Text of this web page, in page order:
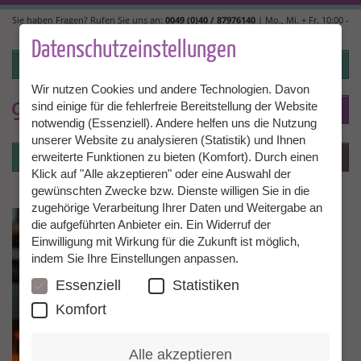
Direkt
zum
Inhalt
Sie haben Fragen? Rufen Sie uns an: 0049 (0)40 / 87976140 | Mo., Mi. + Fr. 10:00 -
DE
Login Menü
Datenschutzeinstellungen
Wir nutzen Cookies und andere Technologien. Davon
sind einige für die fehlerfreie Bereitstellung der Website
notwendig (Essenziell). Andere helfen uns die Nutzung
unserer Website zu analysieren (Statistik) und Ihnen
erweiterte Funktionen zu bieten (Komfort). Durch einen
Klick auf "Alle akzeptieren" oder eine Auswahl der
gewünschten Zwecke bzw. Dienste willigen Sie in die
zugehörige Verarbeitung Ihrer Daten und Weitergabe an
die aufgeführten Anbieter ein. Ein Widerruf der
Einwilligung mit Wirkung für die Zukunft ist möglich,
indem Sie Ihre Einstellungen anpassen.
Essenziell
Statistiken
Komfort
Alle akzeptieren